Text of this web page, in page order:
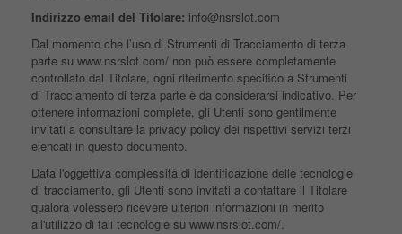
Indirizzo email del Titolare: info@nsrslot.com
Dal momento che l’uso di Strumenti di Tracciamento di terza
parte su www.nsrslot.com/ non può essere completamente
controllato dal Titolare, ogni riferimento specifico a Strumenti
di Tracciamento di terza parte è da considerarsi indicativo. Per
ottenere informazioni complete, gli Utenti sono gentilmente
invitati a consultare la privacy policy dei rispettivi servizi terzi
elencati in questo documento.
Data l'oggettiva complessità di identificazione delle tecnologie
di tracciamento, gli Utenti sono invitati a contattare il Titolare
qualora volessero ricevere ulteriori informazioni in merito
all'utilizzo di tali tecnologie su www.nsrslot.com/.